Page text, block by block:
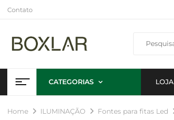
Contato
CATEGORIAS LOJA
Home ILUMINAÇÃO Fontes para fitas Led